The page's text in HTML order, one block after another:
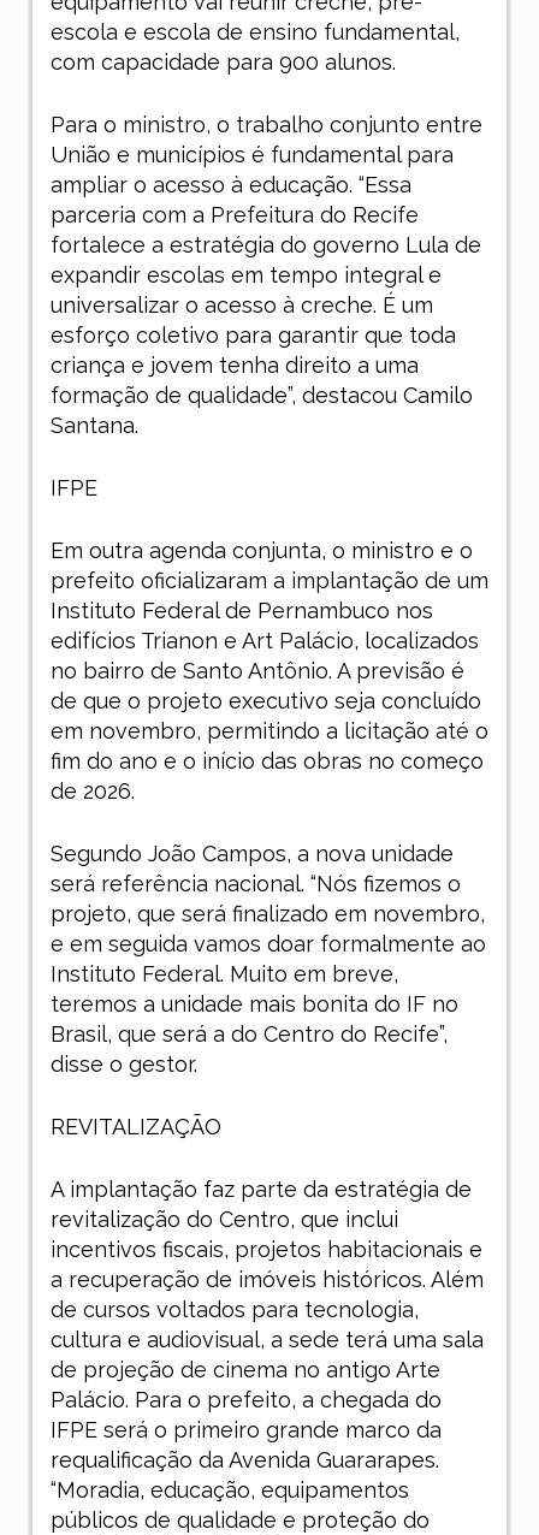
escola e escola de ensino fundamental,
com capacidade para 900 alunos.
Para o ministro, o trabalho conjunto entre
União e municípios é fundamental para
ampliar o acesso à educação. “Essa
parceria com a Prefeitura do Recife
fortalece a estratégia do governo Lula de
expandir escolas em tempo integral e
universalizar o acesso à creche. É um
esforço coletivo para garantir que toda
criança e jovem tenha direito a uma
formação de qualidade”, destacou Camilo
Santana.
IFPE
Em outra agenda conjunta, o ministro e o
prefeito oficializaram a implantação de um
Instituto Federal de Pernambuco nos
edifícios Trianon e Art Palácio, localizados
no bairro de Santo Antônio. A previsão é
de que o projeto executivo seja concluído
em novembro, permitindo a licitação até o
fim do ano e o início das obras no começo
de 2026.
Segundo João Campos, a nova unidade
será referência nacional. “Nós fizemos o
projeto, que será finalizado em novembro,
e em seguida vamos doar formalmente ao
Instituto Federal. Muito em breve,
teremos a unidade mais bonita do IF no
Brasil, que será a do Centro do Recife”,
disse o gestor.
REVITALIZAÇÃO
A implantação faz parte da estratégia de
revitalização do Centro, que inclui
incentivos fiscais, projetos habitacionais e
a recuperação de imóveis históricos. Além
de cursos voltados para tecnologia,
cultura e audiovisual, a sede terá uma sala
de projeção de cinema no antigo Arte
Palácio. Para o prefeito, a chegada do
IFPE será o primeiro grande marco da
requalificação da Avenida Guararapes.
“Moradia, educação, equipamentos
públicos de qualidade e proteção do